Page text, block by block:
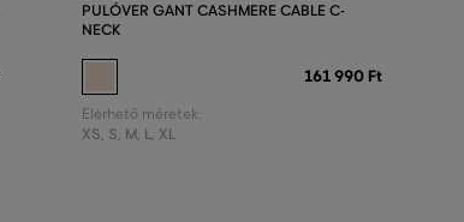
PULÓVER GANT CASHMERE CABLE C-
NECK
161 990 Ft
Elérhető méretek:
XS, S, M, L, XL